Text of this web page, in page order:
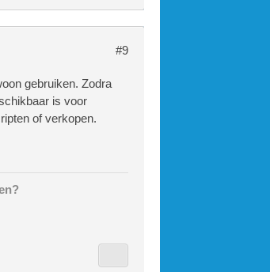
#9
gebruiken. Zodra
is voor
of verkopen.